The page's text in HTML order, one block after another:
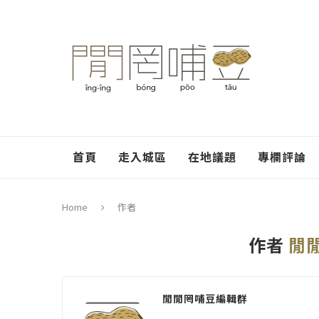
首頁 走入城區 在地議題 專欄評論
Home 作者
作者 閒
閒閒罔哺豆編輯群